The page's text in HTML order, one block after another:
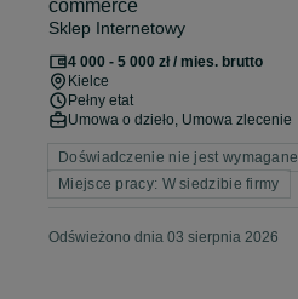
commerce
Sklep Internetowy
4 000 - 5 000 zł / mies. brutto
Kielce
Pełny etat
Umowa o dzieło, Umowa zlecenie
Doświadczenie nie jest wymagane
Miejsce pracy: W siedzibie firmy
Odświeżono dnia 03 sierpnia 2026